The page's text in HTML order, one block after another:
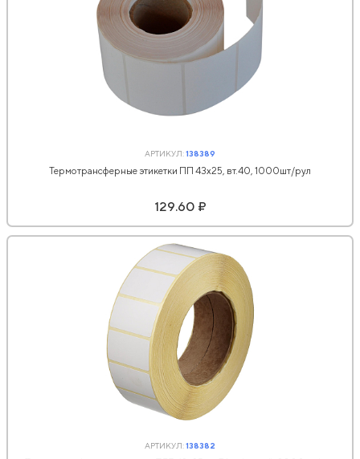
АРТИКУЛ:138389
Термотрансферные этикетки ПП 43х25, вт.40, 1000шт/рул
129.60 ₽
АРТИКУЛ:138382